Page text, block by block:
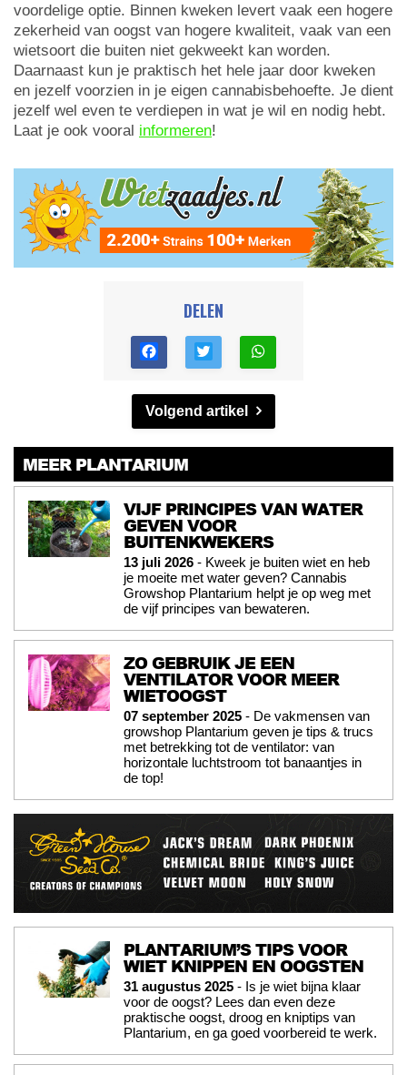
voordelige optie. Binnen kweken levert vaak een hogere
zekerheid van oogst van hogere kwaliteit, vaak van een
wietsoort die buiten niet gekweekt kan worden.
Daarnaast kun je praktisch het hele jaar door kweken
en jezelf voorzien in je eigen cannabisbehoefte. Je dient
jezelf wel even te verdiepen in wat je wil en nodig hebt.
Laat je ook vooral informeren!
DELEN
Volgend artikel
MEER PLANTARIUM
VIJF PRINCIPES VAN WATER
GEVEN VOOR
BUITENKWEKERS
13 juli 2026 - Kweek je buiten wiet en heb
je moeite met water geven? Cannabis
Growshop Plantarium helpt je op weg met
de vijf principes van bewateren.
ZO GEBRUIK JE EEN
VENTILATOR VOOR MEER
WIETOOGST
07 september 2025 - De vakmensen van
growshop Plantarium geven je tips & trucs
met betrekking tot de ventilator: van
horizontale luchtstroom tot banaantjes in
de top!
PLANTARIUM’S TIPS VOOR
WIET KNIPPEN EN OOGSTEN
31 augustus 2025 - Is je wiet bijna klaar
voor de oogst? Lees dan even deze
praktische oogst, droog en kniptips van
Plantarium, en ga goed voorbereid te werk.